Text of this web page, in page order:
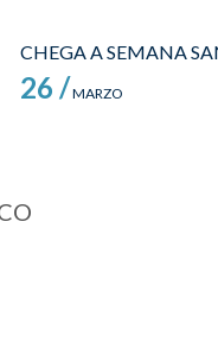
CHEGA A SEMANA
26 /MARZO